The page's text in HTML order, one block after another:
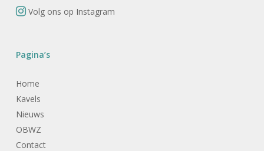
Volg ons op Instagram
Pagina’s
Home
Kavels
Nieuws
OBWZ
Contact